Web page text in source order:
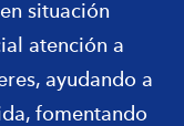
situación
atención a
ayudando a
fomentando